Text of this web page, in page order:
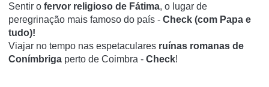
Sentir o fervor religioso de Fátima, o lugar de
peregrinação mais famoso do país - Check (com Papa e
tudo)!
Viajar no tempo nas espetaculares ruínas romanas de
Conímbriga perto de Coimbra - Check!